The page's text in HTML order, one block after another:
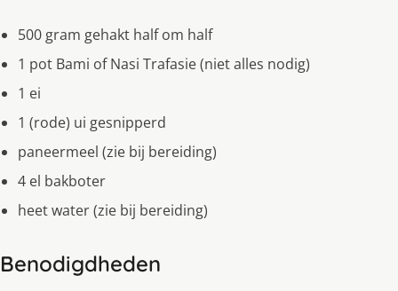
500 gram gehakt half om half
1 pot Bami of Nasi Trafasie (niet alles nodig)
1 ei
1 (rode) ui gesnipperd
paneermeel (zie bij bereiding)
4 el bakboter
heet water (zie bij bereiding)
Benodigdheden